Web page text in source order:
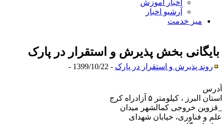
اخبار آموزش
آرشیو اخبار
میز خدمت
بخشپذیرش و استقرار در پارک
روند پذیرش و استقرار در پارک- 1399/10/22 -
استان البرز ، کیلومتر ۵ آزادراه کرج
خروجی کمالشهر میدان
و فناوری، خیابان شهدای